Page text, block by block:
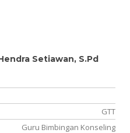
Setiawan, S.Pd
GTT
Guru Bimbingan Konseling